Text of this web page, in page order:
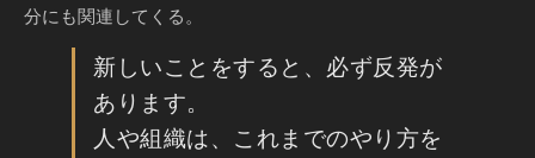
分にも関連してくる。
新しいことをすると、必ず反発が
あります。
人や組織は、これまでのやり方を